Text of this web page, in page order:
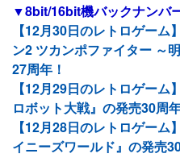
▼8bit/16bit機バックナンバ
【12月30日のレトロゲー
ン2 ツカンポファイター ～
27周年！
【12月29日のレトロゲー
ロボット大戦』の発売30周
【12月28日のレトロゲー
イニーズワールド』の発売